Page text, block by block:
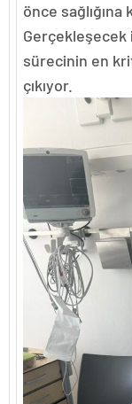
önce sağlığına
sürecinin en
çıkıyor.